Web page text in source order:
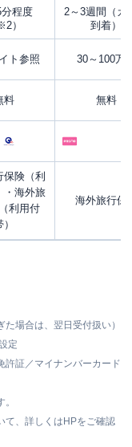
程度
）
2～3週間（カ
到着）
ト参照 30～100万
料 無料
保険（利
海外旅
利用付
海外旅行保
場合は、翌日受付扱い）
定
証／マイナンバーカード
て、詳しくはHPをご確認